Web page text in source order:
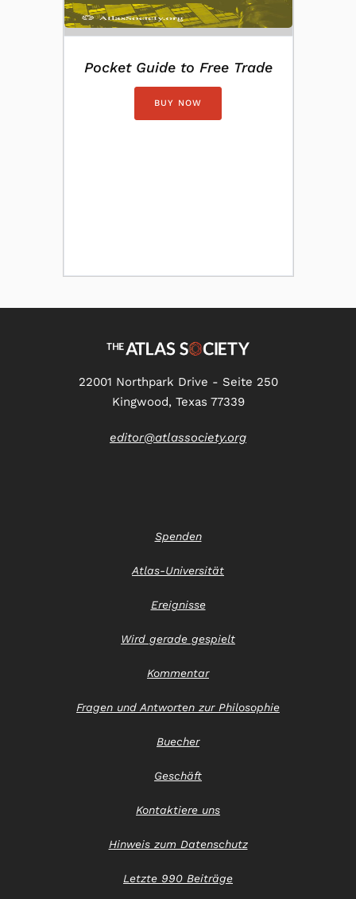
Pocket Guide to Free Trade
BUY NOW
22001 Northpark Drive - Seite 250
Kingwood, Texas 77339
editor@atlassociety.org
Spenden
Atlas-Universität
Ereignisse
Wird gerade gespielt
Kommentar
Fragen und Antworten zur Philosophie
Buecher
Geschäft
Kontaktiere uns
Hinweis zum Datenschutz
Letzte 990 Beiträge